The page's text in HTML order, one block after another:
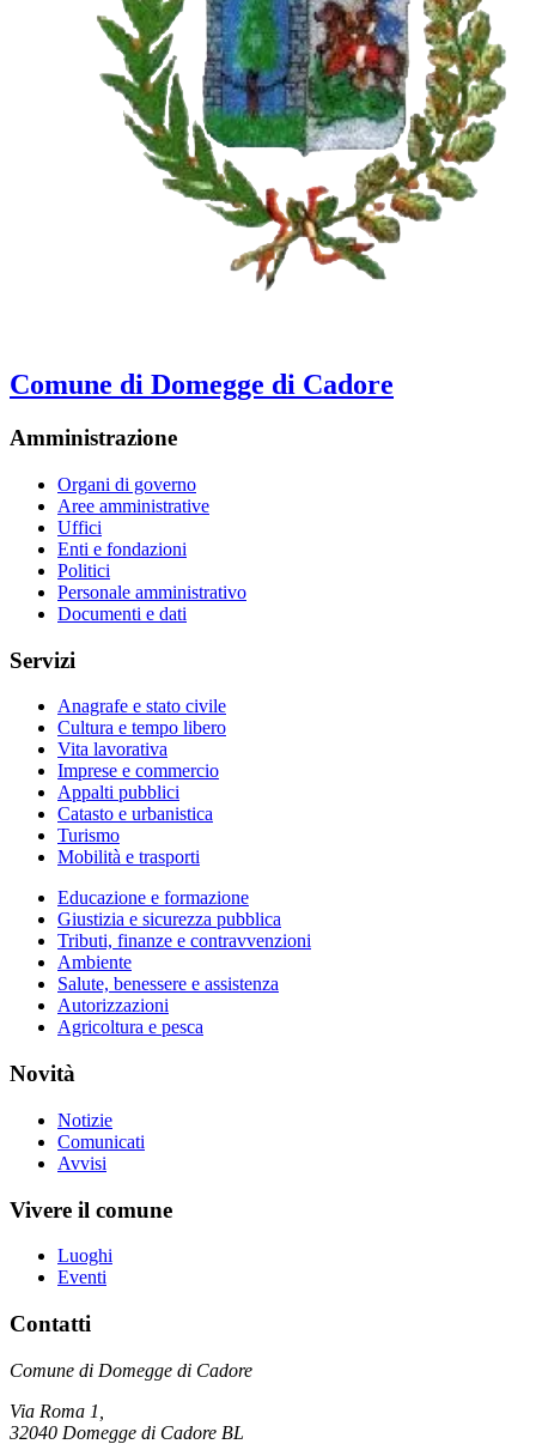
Comune di Domegge di Cadore
Amministrazione
Organi di governo
Aree amministrative
Uffici
Enti e fondazioni
Politici
Personale amministrativo
Documenti e dati
Servizi
Anagrafe e stato civile
Cultura e tempo libero
Vita lavorativa
Imprese e commercio
Appalti pubblici
Catasto e urbanistica
Turismo
Mobilità e trasporti
Educazione e formazione
Giustizia e sicurezza pubblica
Tributi, finanze e contravvenzioni
Ambiente
Salute, benessere e assistenza
Autorizzazioni
Agricoltura e pesca
Novità
Notizie
Comunicati
Avvisi
Vivere il comune
Luoghi
Eventi
Contatti
Comune di Domegge di Cadore
Via Roma 1,
32040 Domegge di Cadore BL